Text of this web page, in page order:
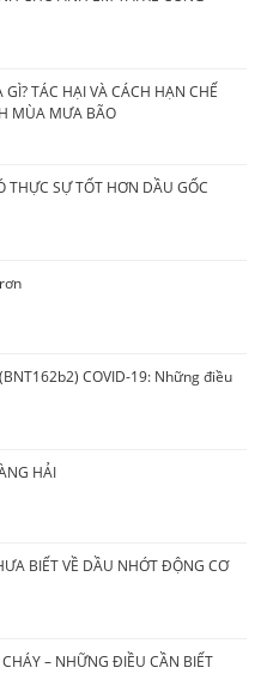
TÁC HẠI VÀ CÁCH HẠN CHẾ
MÙA MƯA BÃO
THỰC SỰ TỐT HƠN DẦU GỐC
COVID-19: Những điều
HẢI
BIẾT VỀ DẦU NHỚT ĐỘNG CƠ
– NHỮNG ĐIỀU CẦN BIẾT